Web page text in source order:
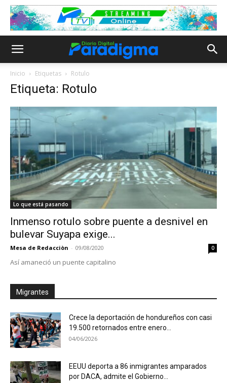
Inicio Etiquetas Rotulo
Etiqueta: Rotulo
Lo que está pasando
Inmenso rotulo sobre puente a desnivel en
bulevar Suyapa exige...
Mesa de Redacciòn - 09/08/2020 0
Así amaneció un puente capitalino
Migrantes
Crece la deportación de hondureños con casi
19.500 retornados entre enero...
04/06/2026
EEUU deporta a 86 inmigrantes amparados
por DACA, admite el Gobierno...